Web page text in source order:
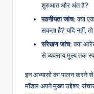
शुरुआत और अंत है?
पठनीयता जांच:क्या
सकता है? यदि नहीं,
संरेखण जांच:क्या
से व्यवसाय मूल्य तक
इन अभ्यासों का पालन
मॉडल अपने मुख्य उद्देश्य: